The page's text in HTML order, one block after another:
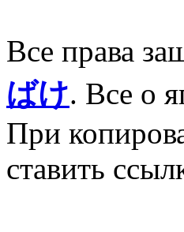
Все права
ばけ. Все о
При
ставить